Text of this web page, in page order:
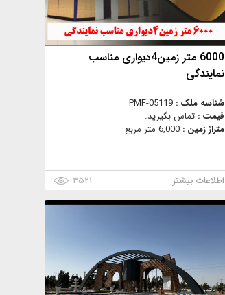
6000 متر زمین4دیواری مناسب
نمایندگی
شناسه ملک : PMF-05119
قیمت : تماس بگیرید.
متراژ زمین : 6,000 متر مربع
اطلاعات بیشتر ۳۵۲۱